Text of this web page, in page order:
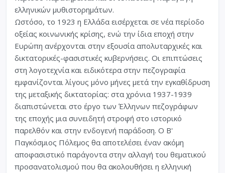
ελληνικών μυθιστορημάτων.
Ωστόσο, το 1923 η Ελλάδα εισέρχεται σε νέα περίοδο
οξείας κοινωνικής κρίσης, ενώ την ίδια εποχή στην
Ευρώπη ανέρχονται στην εξουσία απολυταρχικές και
δικτατορικές-φασιστικές κυβερνήσεις. Οι επιπτώσεις
στη λογοτεχνία και ειδικότερα στην πεζογραφία
εμφανίζονται λίγους μόνο μήνες μετά την εγκαθίδρυση
της μεταξικής δικτατορίας: στα χρόνια 1937-1939
διαπιστώνεται στο έργο των Έλληνων πεζογράφων
της εποχής μια συνειδητή στροφή στο ιστορικό
παρελθόν και στην ενδογενή παράδοση. Ο Β'
Παγκόσμιος Πόλεμος θα αποτελέσει έναν ακόμη
αποφασιστικό παράγοντα στην αλλαγή του θεματικού
προσανατολισμού που θα ακολουθήσει η ελληνική